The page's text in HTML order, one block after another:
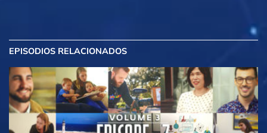
EPISODIOS RELACIONADOS